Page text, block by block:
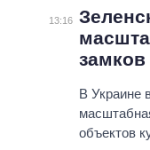
13:16
замков
В Украине
объектов